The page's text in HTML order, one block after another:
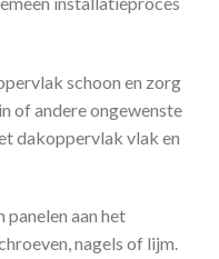
schoon en zorg
of andere ongewenste
dakoppervlak vlak en
panelen aan het
nagels of lijm.